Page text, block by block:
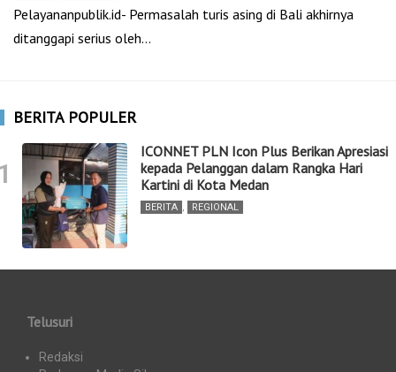
Pelayananpublik.id- Permasalah turis asing di Bali akhirnya
ditanggapi serius oleh…
BERITA POPULER
ICONNET PLN Icon Plus Berikan Apresiasi
kepada Pelanggan dalam Rangka Hari
Kartini di Kota Medan
BERITA , REGIONAL
Telusuri
Redaksi